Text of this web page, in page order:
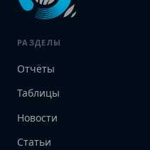
РАЗДЕЛЫ
Отчёты
Таблицы
Новости
Статьи